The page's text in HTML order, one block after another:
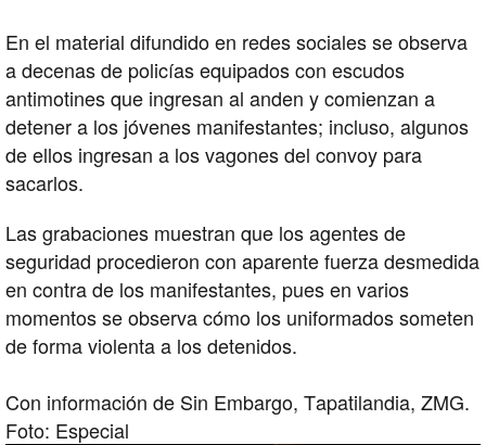
En el material difundido en redes sociales se observa
a decenas de policías equipados con escudos
antimotines que ingresan al anden y comienzan a
detener a los jóvenes manifestantes; incluso, algunos
de ellos ingresan a los vagones del convoy para
sacarlos.
Las grabaciones muestran que los agentes de
seguridad procedieron con aparente fuerza desmedida
en contra de los manifestantes, pues en varios
momentos se observa cómo los uniformados someten
de forma violenta a los detenidos.
Con información de Sin Embargo, Tapatilandia, ZMG.
Foto: Especial